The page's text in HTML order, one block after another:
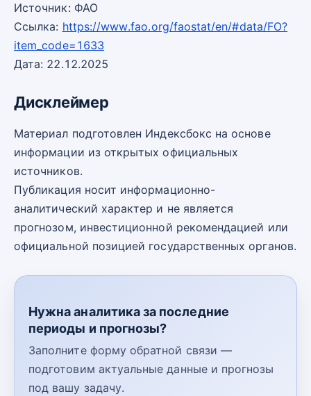
Источник: ФАО
Ссылка: https://www.fao.org/faostat/en/#data/FO?
item_code=1633
Дата: 22.12.2025
Дисклеймер
Материал подготовлен Индексбокс на основе
информации из открытых официальных
источников.
Публикация носит информационно-
аналитический характер и не является
прогнозом, инвестиционной рекомендацией или
официальной позицией государственных органов.
Нужна аналитика за последние
периоды и прогнозы?
Заполните форму обратной связи —
подготовим актуальные данные и прогнозы
под вашу задачу.